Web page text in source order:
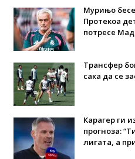
Мурињо
Протекоа
потресе
Трансфер
сака да се
Карагер ги
прогноза:
лигата, а